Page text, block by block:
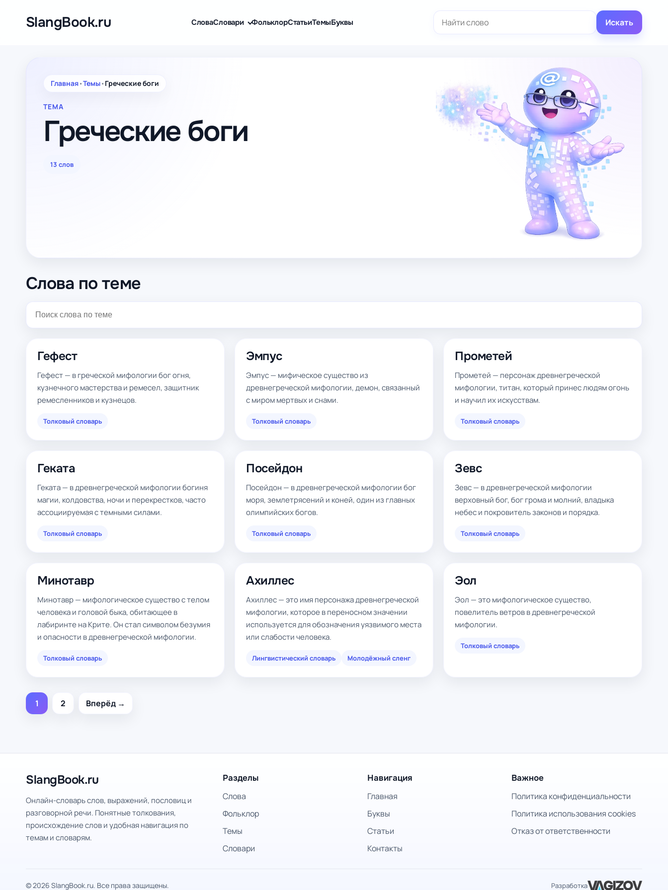
содержимомуSlangBook.ru СловаСловари ФольклорСтатьиТемыБуквы Искать
Главная•Темы• Греческие боги
ТЕМА
Греческие боги
13 слов
Слова по теме
Гефест
Гефест — в греческой мифологии бог огня,
кузнечного мастерства и ремесел, защитник
ремесленников и кузнецов.
Толковый словарь
Эмпус
Эмпус — мифическое существо из
древнегреческой мифологии, демон, связанный
с миром мертвых и снами.
Толковый словарь
Прометей
Прометей — персонаж древнегреческой
мифологии, титан, который принес людям огонь
и научил их искусствам.
Толковый словарь
Геката
Геката — в древнегреческой мифологии богиня
магии, колдовства, ночи и перекрестков, часто
ассоциируемая с темными силами.
Толковый словарь
Посейдон
Посейдон — в древнегреческой мифологии бог
моря, землетрясений и коней, один из главных
олимпийских богов.
Толковый словарь
Зевс
Зевс — в древнегреческой мифологии
верховный бог, бог грома и молний, владыка
небес и покровитель законов и порядка.
Толковый словарь
Минотавр
Минотавр — мифологическое существо с телом
человека и головой быка, обитающее в
лабиринте на Крите. Он стал символом безумия
и опасности в древнегреческой мифологии.
Толковый словарь
Ахиллес
Ахиллес — это имя персонажа древнегреческой
мифологии, которое в переносном значении
используется для обозначения уязвимого места
или слабости человека.
Лингвистический словарь Молодёжный сленг
Эол
Эол — это мифологическое существо,
повелитель ветров в древнегреческой
мифологии.
Толковый словарь
1 2 Вперёд →
SlangBook.ru
Онлайн-словарь слов, выражений, пословиц и
разговорной речи. Понятные толкования,
происхождение слов и удобная навигация по
темам и словарям.
Разделы
Слова
Фольклор
Темы
Словари
Навигация
Главная
Буквы
Статьи
Контакты
Важное
Политика конфиденциальности
Политика использования cookies
Отказ от ответственности
© 2026 SlangBook.ru. Все права защищены. Разработка